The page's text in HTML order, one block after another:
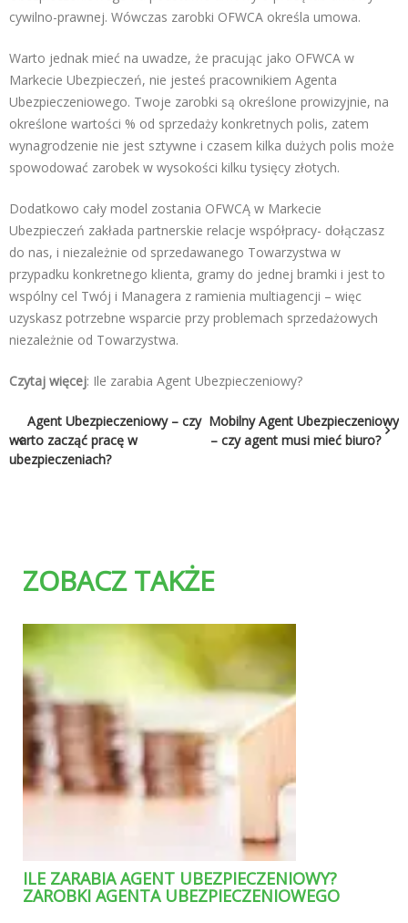
cywilno-prawnej. Wówczas zarobki OFWCA określa umowa.
Warto jednak mieć na uwadze, że pracując jako OFWCA w
Markecie Ubezpieczeń, nie jesteś pracownikiem Agenta
Ubezpieczeniowego. Twoje zarobki są określone prowizyjnie, na
określone wartości % od sprzedaży konkretnych polis, zatem
wynagrodzenie nie jest sztywne i czasem kilka dużych polis może
spowodować zarobek w wysokości kilku tysięcy złotych.
Dodatkowo cały model zostania OFWCĄ w Markecie
Ubezpieczeń zakłada partnerskie relacje współpracy- dołączasz
do nas, i niezależnie od sprzedawanego Towarzystwa w
przypadku konkretnego klienta, gramy do jednej bramki i jest to
wspólny cel Twój i Managera z ramienia multiagencji – więc
uzyskasz potrzebne wsparcie przy problemach sprzedażowych
niezależnie od Towarzystwa.
Czytaj więcej: Ile zarabia Agent Ubezpieczeniowy?
Nawigacja
wpisu
Agent Ubezpieczeniowy – czy
warto zacząć pracę w
ubezpieczeniach?
Mobilny Agent Ubezpieczeniowy
– czy agent musi mieć biuro?
ZOBACZ TAKŻE
ILE ZARABIA AGENT UBEZPIECZENIOWY?
ZAROBKI AGENTA UBEZPIECZENIOWEGO